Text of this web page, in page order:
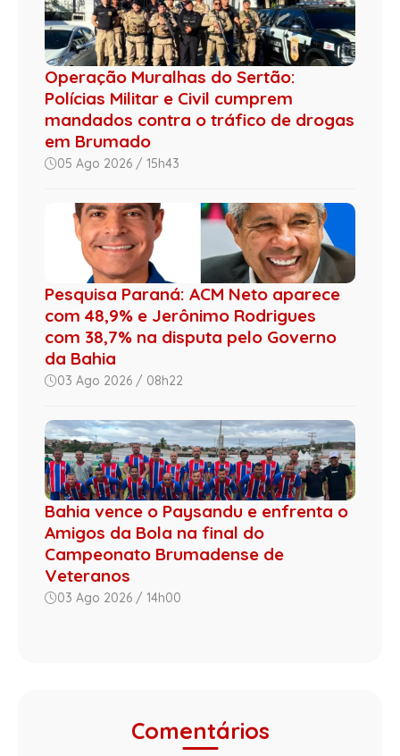
Operação Muralhas do Sertão:
Polícias Militar e Civil cumprem
mandados contra o tráfico de drogas
em Brumado
05 Ago 2026 / 15h43
Pesquisa Paraná: ACM Neto aparece
com 48,9% e Jerônimo Rodrigues
com 38,7% na disputa pelo Governo
da Bahia
03 Ago 2026 / 08h22
Bahia vence o Paysandu e enfrenta o
Amigos da Bola na final do
Campeonato Brumadense de
Veteranos
03 Ago 2026 / 14h00
Comentários